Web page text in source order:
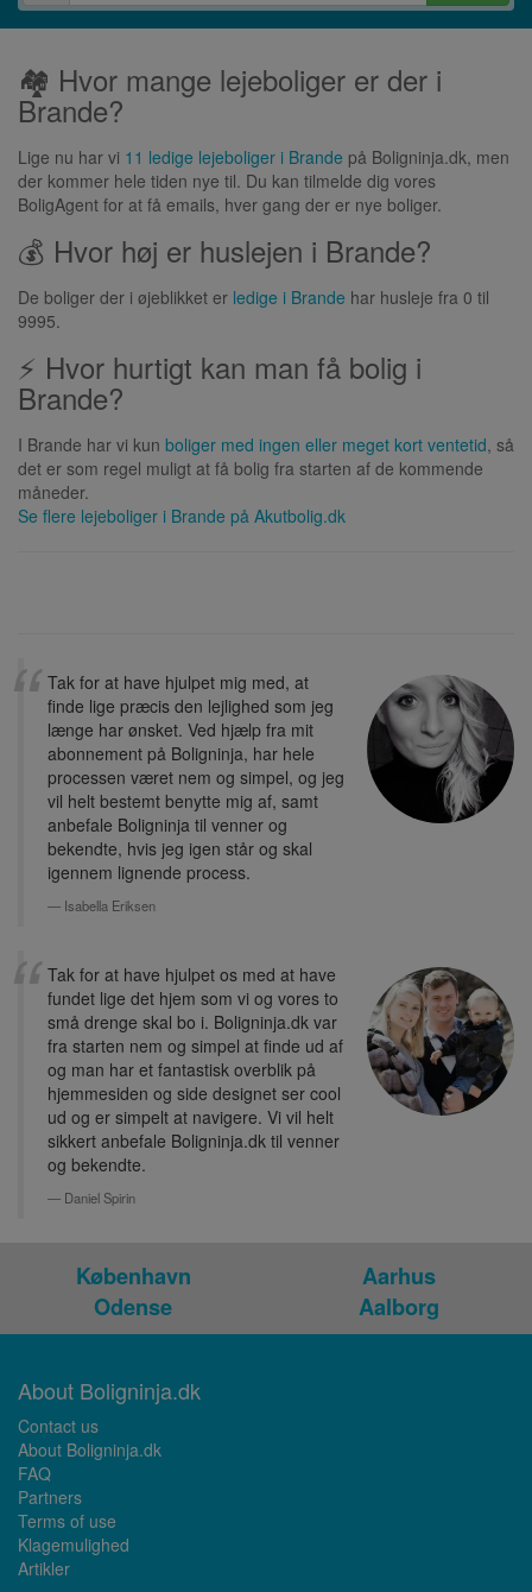
🏘 Hvor mange lejeboliger er der i
Brande?
Lige nu har vi 11 ledige lejeboliger i Brande på Boligninja.dk, men
der kommer hele tiden nye til. Du kan tilmelde dig vores
BoligAgent for at få emails, hver gang der er nye boliger.
💰 Hvor høj er huslejen i Brande?
De boliger der i øjeblikket er ledige i Brande har husleje fra 0 til
9995.
⚡ Hvor hurtigt kan man få bolig i
Brande?
I Brande har vi kun boliger med ingen eller meget kort ventetid, så
det er som regel muligt at få bolig fra starten af de kommende
måneder.
Se flere lejeboliger i Brande på Akutbolig.dk
Tak for at have hjulpet mig med, at
finde lige præcis den lejlighed som jeg
længe har ønsket. Ved hjælp fra mit
abonnement på Boligninja, har hele
processen været nem og simpel, og jeg
vil helt bestemt benytte mig af, samt
anbefale Boligninja til venner og
bekendte, hvis jeg igen står og skal
igennem lignende process.
Isabella Eriksen
Tak for at have hjulpet os med at have
fundet lige det hjem som vi og vores to
små drenge skal bo i. Boligninja.dk var
fra starten nem og simpel at finde ud af
og man har et fantastisk overblik på
hjemmesiden og side designet ser cool
ud og er simpelt at navigere. Vi vil helt
sikkert anbefale Boligninja.dk til venner
og bekendte.
Daniel Spirin
København
Aarhus
Odense
Aalborg
About Boligninja.dk
Contact us
About Boligninja.dk
FAQ
Partners
Terms of use
Klagemulighed
Artikler